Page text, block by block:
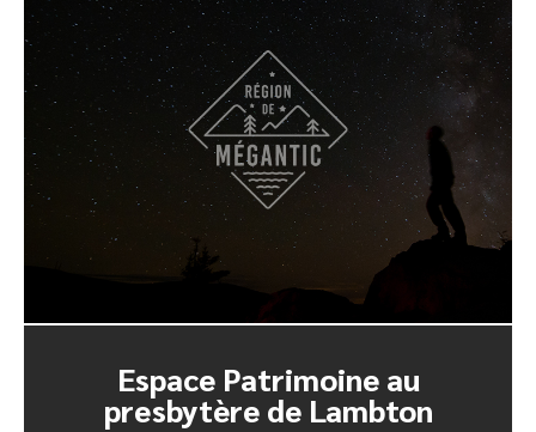
Espace Patrimoine au
presbytère de Lambton